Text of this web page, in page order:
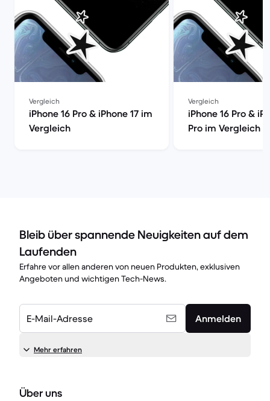
Vergleich
iPhone 16 Pro & iPhone 17 im
Vergleich
Vergleich
iPhone 16 Pro &
Pro im Vergleich
Bleib über spannende Neuigkeiten auf dem
Laufenden
Erfahre vor allen anderen von neuen Produkten, exklusiven
Angeboten und wichtigen Tech-News.
E-Mail-Adresse Anmelden
Mehr erfahren
Über uns